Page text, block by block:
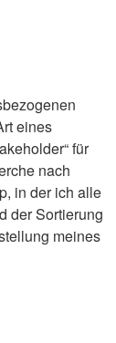
eines
für
nach
in der ich alle
der Sortierung
meines